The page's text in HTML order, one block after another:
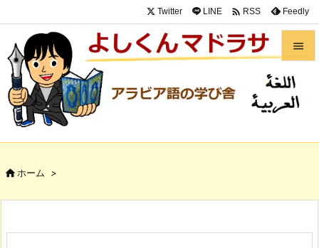


メニュ


次へ
検索
Twitter LINE  RSS Feedly
ホーム >